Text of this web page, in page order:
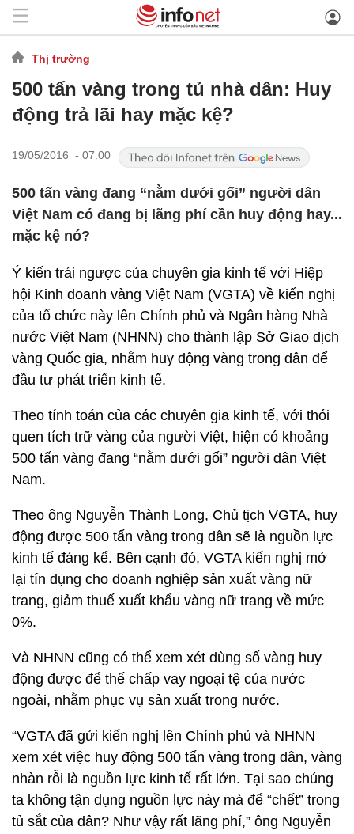
Thị trường
500 tấn vàng trong tủ nhà dân: Huy
động trả lãi hay mặc kệ?
19/05/2016 - 07:00
500 tấn vàng đang “nằm dưới gối” người dân
Việt Nam có đang bị lãng phí cần huy động hay...
mặc kệ nó?
Ý kiến trái ngược của chuyên gia kinh tế với Hiệp
hội Kinh doanh vàng Việt Nam (VGTA) về kiến nghị
của tổ chức này lên Chính phủ và Ngân hàng Nhà
nước Việt Nam (NHNN) cho thành lập Sở Giao dịch
vàng Quốc gia, nhằm huy động vàng trong dân để
đầu tư phát triển kinh tế.
Theo tính toán của các chuyên gia kinh tế, với thói
quen tích trữ vàng của người Việt, hiện có khoảng
500 tấn vàng đang “nằm dưới gối” người dân Việt
Nam.
Theo ông Nguyễn Thành Long, Chủ tịch VGTA, huy
động được 500 tấn vàng trong dân sẽ là nguồn lực
kinh tế đáng kể. Bên cạnh đó, VGTA kiến nghị mở
lại tín dụng cho doanh nghiệp sản xuất vàng nữ
trang, giảm thuế xuất khẩu vàng nữ trang về mức
0%.
Và NHNN cũng có thể xem xét dùng số vàng huy
động được để thế chấp vay ngoại tệ của nước
ngoài, nhằm phục vụ sản xuất trong nước.
“VGTA đã gửi kiến nghị lên Chính phủ và NHNN
xem xét việc huy động 500 tấn vàng trong dân, vàng
nhàn rỗi là nguồn lực kinh tế rất lớn. Tại sao chúng
ta không tận dụng nguồn lực này mà để “chết” trong
tủ sắt của dân? Như vậy rất lãng phí,” ông Nguyễn